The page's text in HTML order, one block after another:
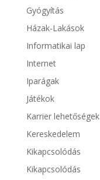
Gyógyítás
Házak-Lakások
Informatikai lap
Internet
Iparágak
Játékok
Karrier lehetőségek
Kereskedelem
Kikapcsolódás
Kikapcsolódás